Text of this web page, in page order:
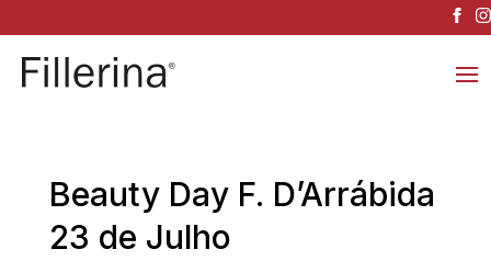
Beauty Day F. D’Arrábida
23 de Julho